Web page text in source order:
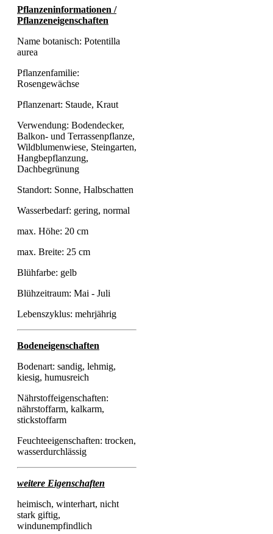
Pflanzeninformationen /
Pflanzeneigenschaften
Name botanisch: Potentilla
aurea
Pflanzenfamilie:
Rosengewächse
Pflanzenart: Staude, Kraut
Verwendung: Bodendecker,
Balkon- und Terrassenpflanze,
Wildblumenwiese, Steingarten,
Hangbepflanzung,
Dachbegrünung
Standort: Sonne, Halbschatten
Wasserbedarf: gering, normal
max. Höhe: 20 cm
max. Breite: 25 cm
Blühfarbe: gelb
Blühzeitraum: Mai - Juli
Lebenszyklus: mehrjährig
Bodeneigenschaften
Bodenart: sandig, lehmig,
kiesig, humusreich
Nährstoffeigenschaften:
nährstoffarm, kalkarm,
stickstoffarm
Feuchteeigenschaften: trocken,
wasserdurchlässig
weitere Eigenschaften
heimisch, winterhart, nicht
stark giftig,
windunempfindlich